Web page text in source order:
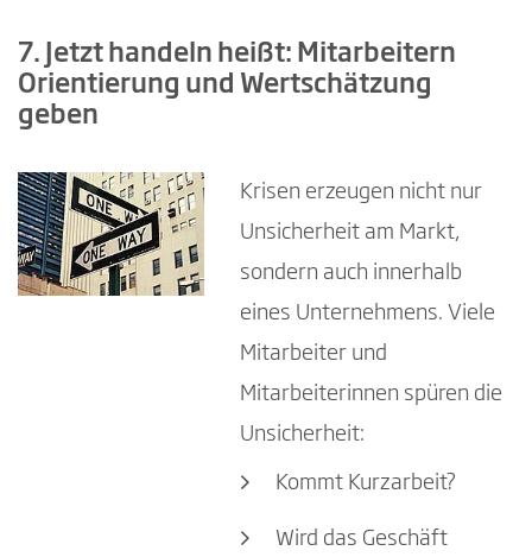
7. Jetzt handeln heißt: Mitarbeitern
Orientierung und Wertschätzung
geben
Krisen erzeugen nicht nur
Unsicherheit am Markt,
sondern auch innerhalb
eines Unternehmens. Viele
Mitarbeiter und
Mitarbeiterinnen spüren die
Unsicherheit:
Kommt Kurzarbeit?
Wird das Geschäft